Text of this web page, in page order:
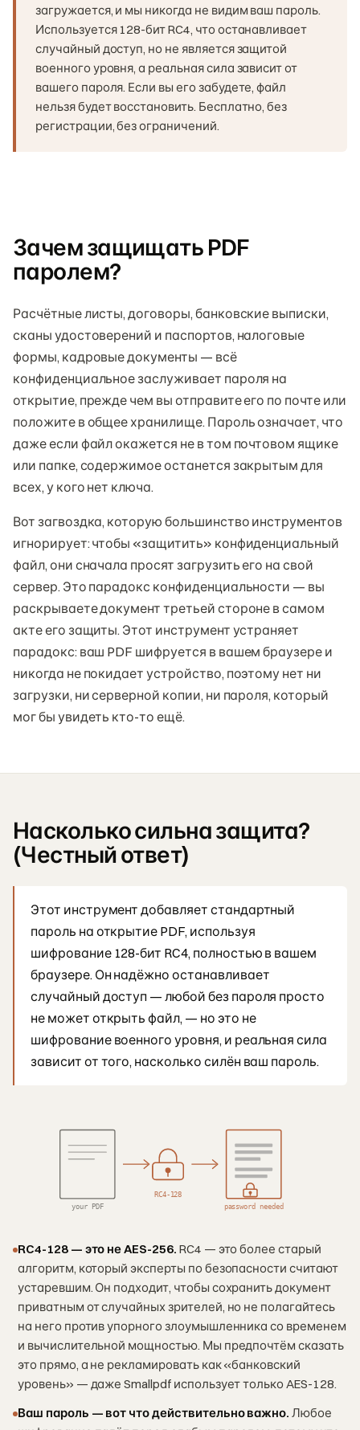
загружается, и мы никогда не видим ваш пароль.
Используется 128-бит RC4, что останавливает
случайный доступ, но не является защитой
военного уровня, а реальная сила зависит от
вашего пароля. Если вы его забудете, файл
нельзя будет восстановить. Бесплатно, без
регистрации, без ограничений.
Зачем защищать PDF
паролем?
Расчётные листы, договоры, банковские выписки,
сканы удостоверений и паспортов, налоговые
формы, кадровые документы — всё
конфиденциальное заслуживает пароля на
открытие, прежде чем вы отправите его по почте или
положите в общее хранилище. Пароль означает, что
даже если файл окажется не в том почтовом ящике
или папке, содержимое останется закрытым для
всех, у кого нет ключа.
Вот загвоздка, которую большинство инструментов
игнорирует: чтобы «защитить» конфиденциальный
файл, они сначала просят загрузить его на свой
сервер. Это парадокс конфиденциальности — вы
раскрываете документ третьей стороне в самом
акте его защиты. Этот инструмент устраняет
парадокс: ваш PDF шифруется в вашем браузере и
никогда не покидает устройство, поэтому нет ни
загрузки, ни серверной копии, ни пароля, который
мог бы увидеть кто-то ещё.
Насколько сильна защита?
(Честный ответ)
Этот инструмент добавляет стандартный
пароль на открытие PDF, используя
шифрование 128-бит RC4, полностью в вашем
браузере. Он надёжно останавливает
случайный доступ — любой без пароля просто
не может открыть файл, — но это не
шифрование военного уровня, и реальная сила
зависит от того, насколько силён ваш пароль.
your PDF
RC4-128
password needed
RC4-128 — это не AES-256. RC4 — это более старый
алгоритм, который эксперты по безопасности считают
устаревшим. Он подходит, чтобы сохранить документ
приватным от случайных зрителей, но не полагайтесь
на него против упорного злоумышленника со временем
и вычислительной мощностью. Мы предпочтём сказать
это прямо, а не рекламировать как «банковский
уровень» — даже Smallpdf использует только AES-128.
Ваш пароль — вот что действительно важно. Любое